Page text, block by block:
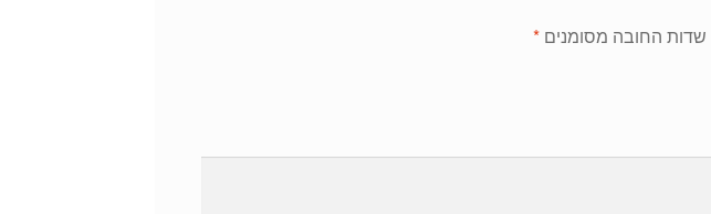
שדות החובה מסומנים *